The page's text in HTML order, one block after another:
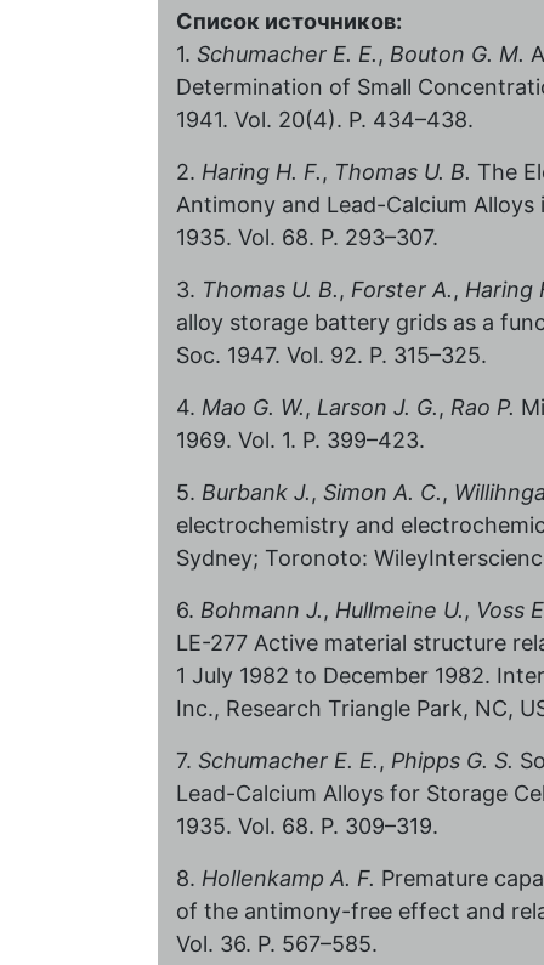
Список источников:
1. Schumacher E. E., Bouton G. M.
Determination of Small
1941. Vol. 20(4). P. 434–438.
2. Haring H. F., Thomas U. B. The
Antimony and Lead-Calcium
1935. Vol. 68. P. 293–307.
3. Thomas U. B., Forster A., Haring
alloy storage battery grids as a
Soc. 1947. Vol. 92. P. 315–325.
4. Mao G. W., Larson J. G., Rao P.
1969. Vol. 1. P. 399–423.
5. Burbank J., Simon A. C.,
electrochemistry and
Sydney; Toronoto:
6. Bohmann J., Hullmeine U., Voss
LE-277 Active material structure
1 July 1982 to December 1982.
Inc., Research Triangle Park, NC,
7. Schumacher E. E., Phipps G. S.
Lead-Calcium Alloys for Storage
1935. Vol. 68. P. 309–319.
8. Hollenkamp A. F. Premature
of the antimony-free effect and
Vol. 36. P. 567–585.